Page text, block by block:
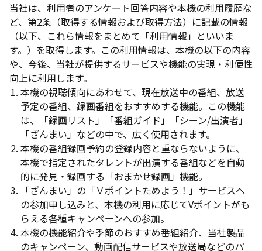
当社は、利用者のアンケート回答内容や本機の利用履歴な
ど、第2条（取得する情報および取得方法）に記載の情報
（以下、これら情報をまとめて「利用情報」といいま
す。）を取得します。この利用情報は、本機の以下の内容
や、今後、当社が提供するサービスや機能の実現・利便性
向上に利用します。
本機の視聴傾向にあわせて、現在放送中の番組、放送
予定の番組、録画番組をおすすめする機能。この機能
は、「録画リスト」「番組ガイド」「シーン/出演者」
「ざんまい」などの中で、広く使用されます。
本機の番組録画予約の登録内容と重ならないように、
本機で指定されたタレントが出演する番組などを自動
的に発見・録画する「おまかせ録画」機能。
「ざんまい」の「Ｖポイントためよう！」サービスへ
の参加申し込みと、本機の利用に応じてVポイントがも
らえる各種キャンペーンへの参加。
本機の機能紹介や季節のおすすめ番組紹介、当社製品
のキャンペーン、動画配信サービスや放送局などのパ